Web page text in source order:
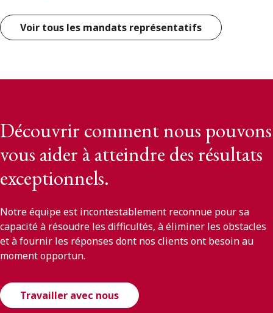
Voir tous les mandats représentatifs
Découvrir comment nous pouvons
vous aider à atteindre des résultats
exceptionnels.
Notre équipe est incontestablement reconnue pour sa
capacité à résoudre les difficultés, à éliminer les obstacles
et à fournir les réponses dont nos clients ont besoin au
moment opportun.
Travailler avec nous